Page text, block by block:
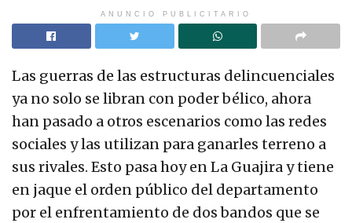
ANUNCIO PUBLICITARIO
Las guerras de las estructuras delincuenciales
ya no solo se libran con poder bélico, ahora
han pasado a otros escenarios como las redes
sociales y las utilizan para ganarles terreno a
sus rivales. Esto pasa hoy en La Guajira y tiene
en jaque el orden público del departamento
por el enfrentamiento de dos bandos que se